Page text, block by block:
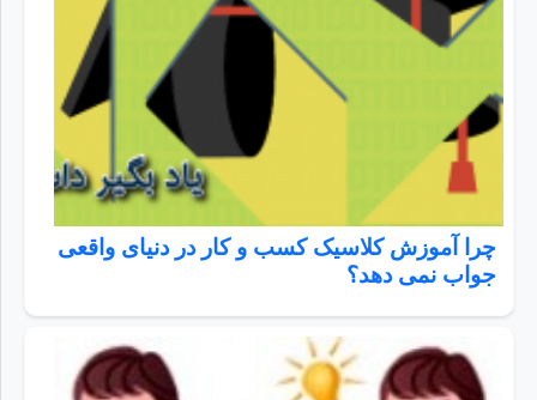
چرا آموزش کلاسیک کسب و کار در دنیای واقعی
جواب نمی دهد؟